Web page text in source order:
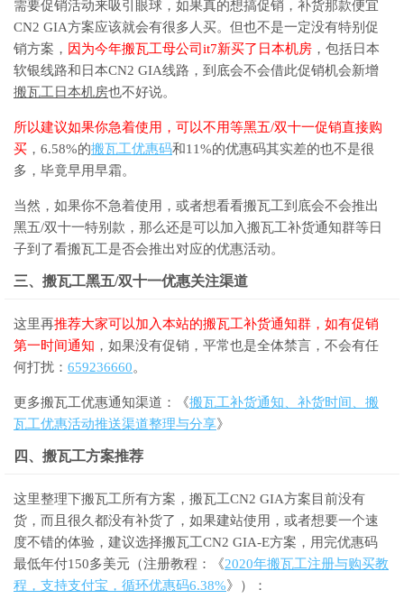
需要促销活动来吸引眼球，如果真的想搞促销，补货那款便宜
CN2 GIA方案应该就会有很多人买。但也不是一定没有特别促
销方案， 因为今年搬瓦工母公司it7新买了日本机房 ，包括日本
软银线路和日本CN2 GIA线路，到底会不会借此促销机会新增
搬瓦工日本机房也不好说。
所以建议如果你急着使用，可以不用等黑五/双十一促销直接购
买 ，6.58%的搬瓦工优惠码和11%的优惠码其实差的也不是很
多，毕竟早用早霜。
当然，如果你不急着使用，或者想看看搬瓦工到底会不会推出
黑五/双十一特别款，那么还是可以加入搬瓦工补货通知群等日
子到了看搬瓦工是否会推出对应的优惠活动。
三、搬瓦工黑五/双十一优惠关注渠道
这里再推荐大家可以加入本站的搬瓦工补货通知群，如有促销
第一时间通知 ，如果没有促销，平常也是全体禁言，不会有任
何打扰： 659236660。
更多搬瓦工优惠通知渠道：《搬瓦工补货通知、补货时间、搬
瓦工优惠活动推送渠道整理与分享》
四、搬瓦工方案推荐
这里整理下搬瓦工所有方案，搬瓦工CN2 GIA方案目前没有
货，而且很久都没有补货了，如果建站使用，或者想要一个速
度不错的体验，建议选择搬瓦工CN2 GIA-E方案，用完优惠码
最低年付150多美元（注册教程：《2020年搬瓦工注册与购买教
程，支持支付宝，循环优惠码6.38%》）：